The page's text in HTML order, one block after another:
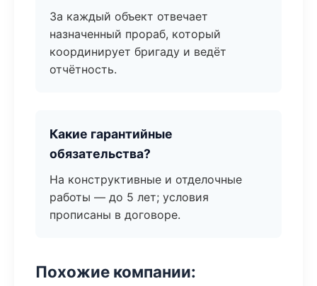
За каждый объект отвечает
назначенный прораб, который
координирует бригаду и ведёт
отчётность.
Какие гарантийные
обязательства?
На конструктивные и отделочные
работы — до 5 лет; условия
прописаны в договоре.
Похожие компании: